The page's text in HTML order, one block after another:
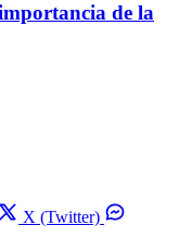
de la
X (Twitter)